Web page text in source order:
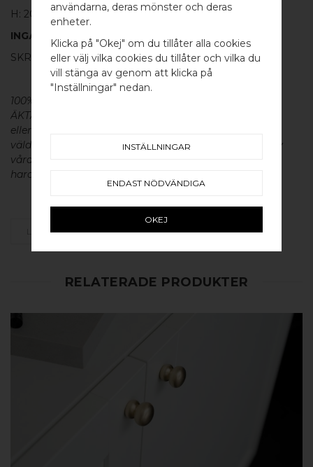
WELCOME TO
BB SWEDEN HARDWARE
Välj land / Choose country
H: 20MM Ø: 20MM
INGÅR
SKRUV FÖR LUCKA: M4 X 25MM - 1 ST
100% ÄKTA METALL - Alla våra beslag är tillverkade av
ÄKTA massiv mässing, koppar, rostfritt stål
eller aluminium utan ytbehandling, vilket ger dem en
väldigt lång livslängd och vacker patina. För skötsel av
våra produkter läs mer
hardware.
LÄGG SOM FAVORIT
RELATERADE PRODUKTER
användarna, deras mönster och deras
enheter.
Klicka på "Okej" om du tillåter alla cookies
eller välj vilka cookies du tillåter och vilka du
vill stänga av genom att klicka på
"Inställningar" nedan.
INSTÄLLNINGAR
ENDAST NÖDVÄNDIGA
OKEJ